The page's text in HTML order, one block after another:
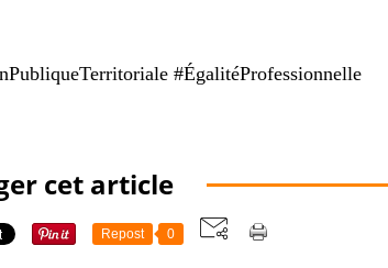
#ÉgalitéProfessionnelle
cet article
Repost 0